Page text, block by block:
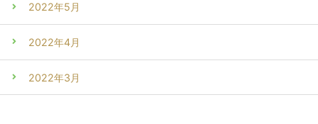
2022年5月
2022年4月
2022年3月